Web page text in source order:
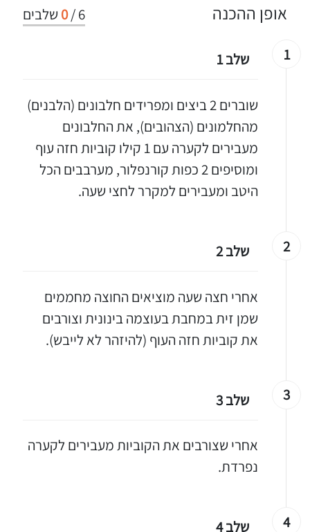
6
/
0 שלבים אופן ההכנה
1 שלב 1
שוברים 2 ביצים ומפרידים חלבונים (הלבנים)
מהחלמונים (הצהובים), את החלבונים
מעבירים לקערה עם 1 קילו קוביות חזה עוף
ומוסיפים 2 כפות קורנפלור, מערבבים הכל
היטב ומעבירים למקרר לחצי שעה.
2 שלב 2
אחרי חצה שעה מוציאים החוצה מחממים
שמן זית במחבת בעוצמה בינונית וצורבים
את קוביות חזה העוף (להיזהר לא לייבש).
3 שלב 3
אחרי שצורבים את הקוביות מעבירים לקערה
נפרדת.
4 שלב 4